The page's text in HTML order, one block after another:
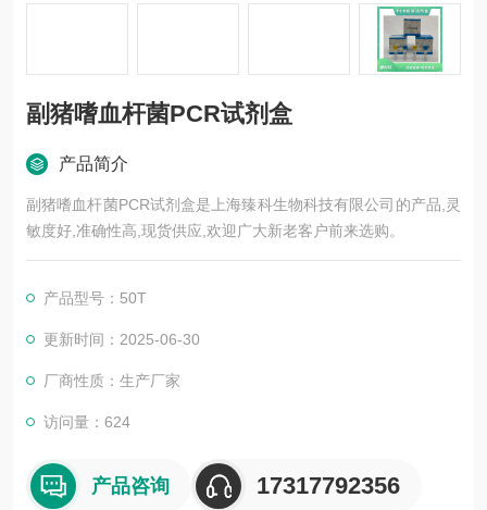
副猪嗜血杆菌PCR试剂盒
产品简介
副猪嗜血杆菌PCR试剂盒是上海臻科生物科技有限公司的产品,灵
敏度好,准确性高,现货供应,欢迎广大新老客户前来选购。
产品型号：50T
更新时间：2025-06-30
厂商性质：生产厂家
访问量：624
产品咨询 17317792356